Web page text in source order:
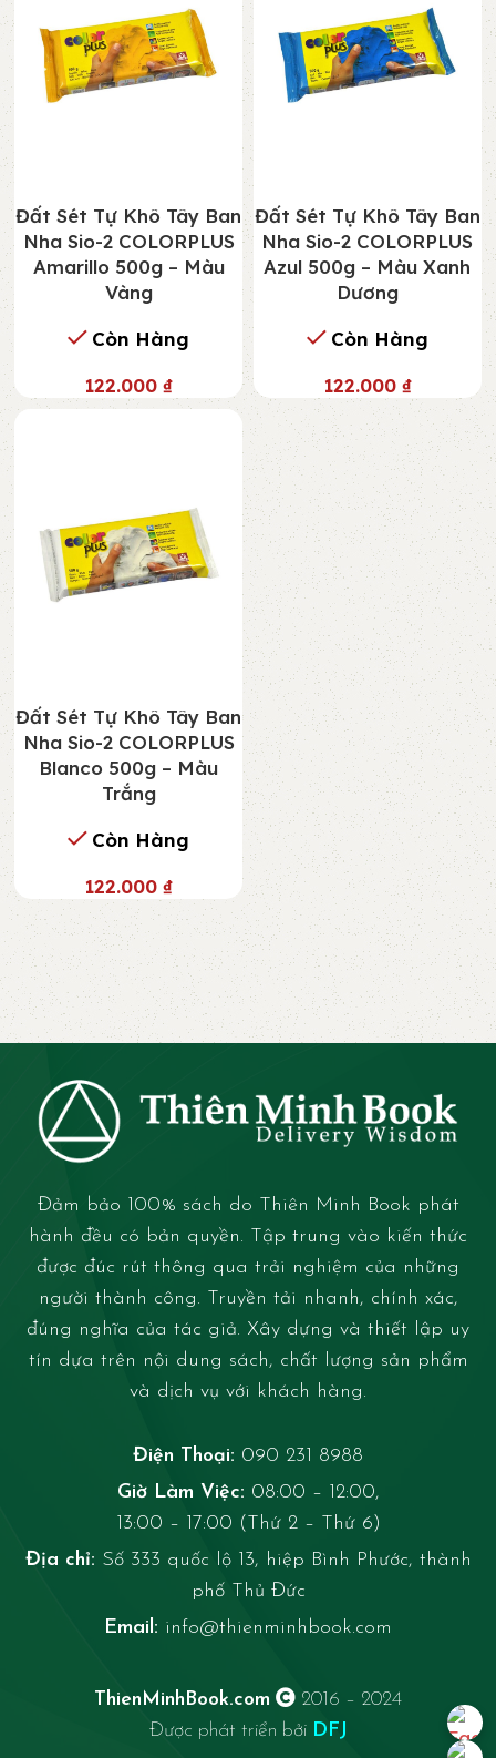
Đất Sét Tự Khô Tây Ban
Nha Sio-2 COLORPLUS
Amarillo 500g – Màu
Vàng
Còn Hàng
122.000₫
Đất Sét Tự Khô Tây Ban
Nha Sio-2 COLORPLUS
Azul 500g – Màu Xanh
Dương
Còn Hàng
122.000 ₫
Đất Sét Tự Khô Tây Ban
Nha Sio-2 COLORPLUS
Blanco 500g – Màu
Trắng
Còn Hàng
122.000₫
Đảm bảo 100% sách do Thiên Minh Book phát
hành đều có bản quyền. Tập trung vào kiến thức
được đúc rút thông qua trải nghiệm của những
người thành công. Truyền tải nhanh, chính xác,
đúng nghĩa của tác giả. Xây dựng và thiết lập uy
tín dựa trên nội dung sách, chất lượng sản phẩm
và dịch vụ với khách hàng.
Điện Thoại: 090 231 8988
Giờ Làm Việc: 08:00 – 12:00,
13:00 – 17:00 (Thứ 2 – Thứ 6)
Địa chỉ: Số 333 quốc lộ 13, hiệp Bình Phước, thành
phố Thủ Đức
Email: info@thienminhbook.com
ThienMinhBook.com
2016 – 2024
Được phát triển bởi DFJ